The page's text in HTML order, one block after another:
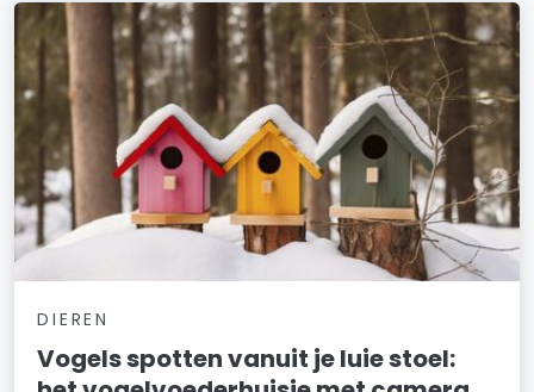
DIEREN
Vogels spotten vanuit je luie stoel: